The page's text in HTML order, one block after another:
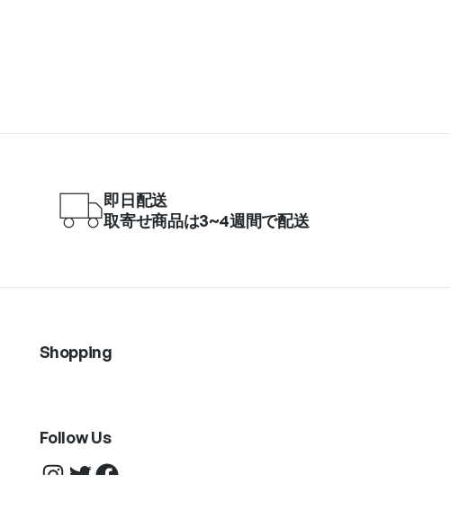
即日配送
取寄せ商品は3~4週間で配送
Shopping
Follow Us
Instagram Twitter Facebook